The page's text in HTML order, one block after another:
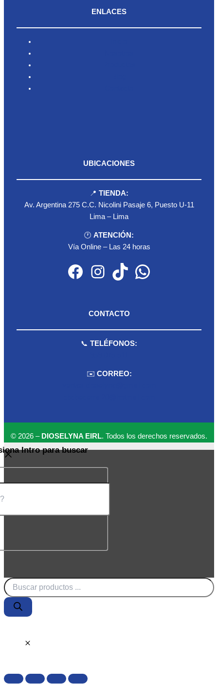
ENLACES
UBICACIONES
📍 TIENDA:
Av. Argentina 275 C.C. Nicolini Pasaje 6, Puesto U-11
Lima – Lima
🕐 ATENCIÓN:
Vía Online – Las 24 horas
Facebook Instagram TikTok WhatsApp
CONTACTO
📞 TELÉFONOS:
✉️ CORREO:
© 2026 – DIOSELYNA EIRL. Todos los derechos reservados.
Intro para buscar
Búsqueda
de
productos